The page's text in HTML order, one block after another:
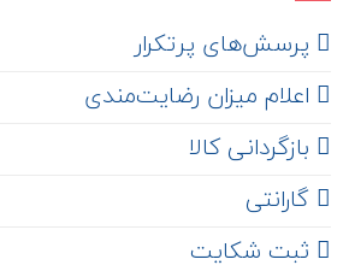
‌ پرسش‌های پرتکرار
اعلام میزان رضایت‌مندی
‌ بازگردانی کالا
گارانتی
ثبت شکایت